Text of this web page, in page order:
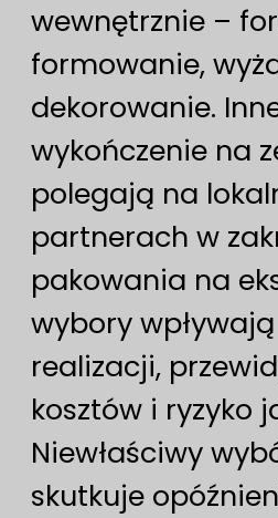
wewnętrznie –
formowanie,
dekorowanie.
wykończenie na
polegają na
partnerach w
pakowania na
wybory
realizacji,
kosztów i ryzyko
Niewłaściwy
skutkuje